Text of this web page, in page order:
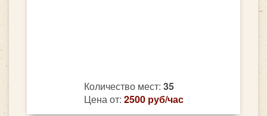
Количество мест: 35
Цена от: 2500 руб/час